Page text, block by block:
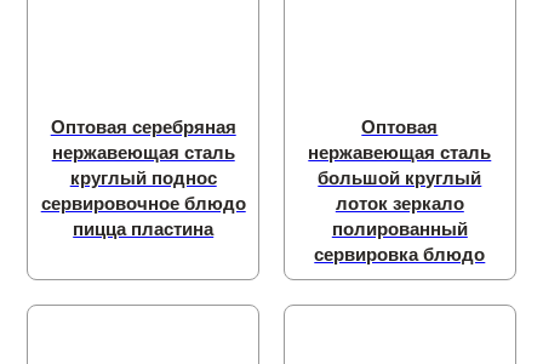
Оптовая серебряная
нержавеющая сталь
круглый поднос
сервировочное блюдо
пицца пластина
Оптовая
нержавеющая сталь
большой круглый
лоток зеркало
полированный
сервировка блюдо